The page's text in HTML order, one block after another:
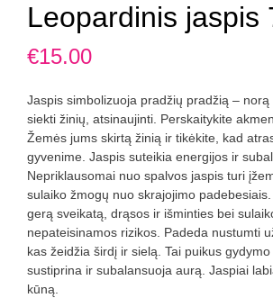
Leopardinis jaspis
€15.00
Jaspis simbolizuoja pradžių pradžią – norą
siekti žinių, atsinaujinti. Perskaitykite
Žemės jums skirtą žinią ir tikėkite, kad
gyvenime. Jaspis suteikia energijos ir
Nepriklausomai nuo spalvos jaspis turi
sulaiko žmogų nuo skrajojimo
gerą sveikatą, drąsos ir išminties bei
nepateisinamos rizikos. Padeda nustumti
kas žeidžia širdį ir sielą. Tai puikus
sustiprina ir subalansuoja aurą. Jaspiai
kūną.